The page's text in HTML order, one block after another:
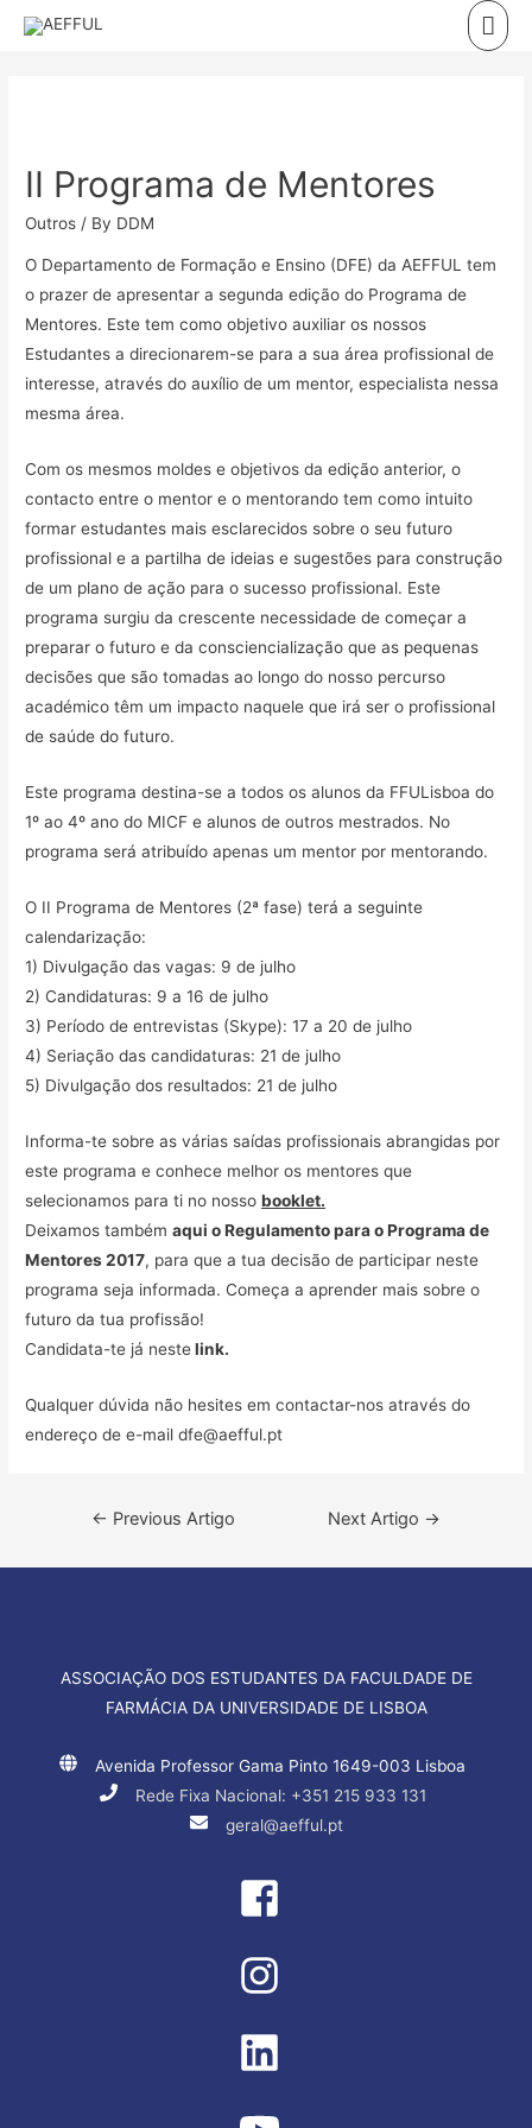
Skip
II Programa de Mentores
Outros / By DDM
O Departamento de Formação e Ensino (DFE) da AEFFUL tem
o prazer de apresentar a segunda edição do Programa de
Mentores. Este tem como objetivo auxiliar os nossos
Estudantes a direcionarem-se para a sua área profissional de
interesse, através do auxílio de um mentor, especialista nessa
mesma área.
Com os mesmos moldes e objetivos da edição anterior, o
contacto entre o mentor e o mentorando tem como intuito
formar estudantes mais esclarecidos sobre o seu futuro
profissional e a partilha de ideias e sugestões para construção
de um plano de ação para o sucesso profissional. Este
programa surgiu da crescente necessidade de começar a
preparar o futuro e da consciencialização que as pequenas
decisões que são tomadas ao longo do nosso percurso
académico têm um impacto naquele que irá ser o profissional
de saúde do futuro.
Este programa destina-se a todos os alunos da FFULisboa do
1º ao 4º ano do MICF e alunos de outros mestrados. No
programa será atribuído apenas um mentor por mentorando.
O II Programa de Mentores (2ª fase) terá a seguinte
calendarização:
1) Divulgação das vagas: 9 de julho
2) Candidaturas: 9 a 16 de julho
3) Período de entrevistas (Skype): 17 a 20 de julho
4) Seriação das candidaturas: 21 de julho
5) Divulgação dos resultados: 21 de julho
Informa-te sobre as várias saídas profissionais abrangidas por
este programa e conhece melhor os mentores que
selecionamos para ti no nossobooklet.
Deixamos tambémaqui o Regulamento para o Programa de
Mentores 2017, para que a tua decisão de participar neste
programa seja informada. Começa a aprender mais sobre o
futuro da tua profissão!
Candidata-te já nestelink.
Qualquer dúvida não hesites em contactar-nos através do
endereço de e-maildfe@aefful.pt
Navegação
artigos
← Previous Artigo Next Artigo →
ASSOCIAÇÃO DOS ESTUDANTES DA FACULDADE DE
FARMÁCIA DA UNIVERSIDADE DE LISBOA
Avenida Professor Gama Pinto 1649-003 Lisboa
Rede Fixa Nacional: +351 215 933 131
geral@aefful.pt